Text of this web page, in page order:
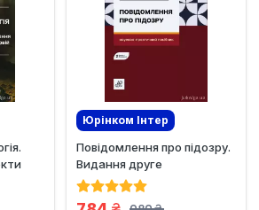
Юрінком Iнтер
Ексклюзив
Повідомлення про підозру.
Видання друге